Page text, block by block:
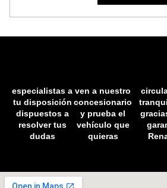
especialistas a
tu disposición
dispuestos a
resolver tus
dudas
ven a nuestro
concesionario
y prueba el
vehículo que
quieras